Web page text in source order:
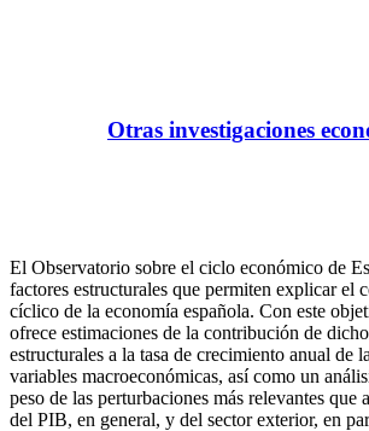
Otras investigaciones
El Observatorio sobre el ciclo económico de
factores estructurales que permiten explicar el
cíclico de la economía española. Con este
ofrece estimaciones de la contribución de
estructurales a la tasa de crecimiento anual de
variables macroeconómicas, así como un
peso de las perturbaciones más relevantes que
del PIB, en general, y del sector exterior, en